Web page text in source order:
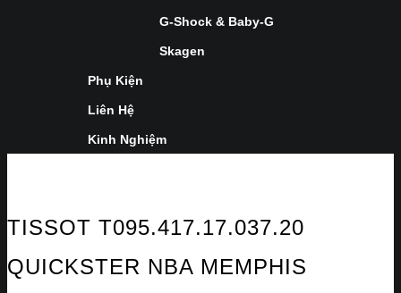
G-Shock & Baby-G
Skagen
Phụ Kiện
Liên Hệ
Kinh Nghiệm
TISSOT T095.417.17.037.20
QUICKSTER NBA MEMPHIS